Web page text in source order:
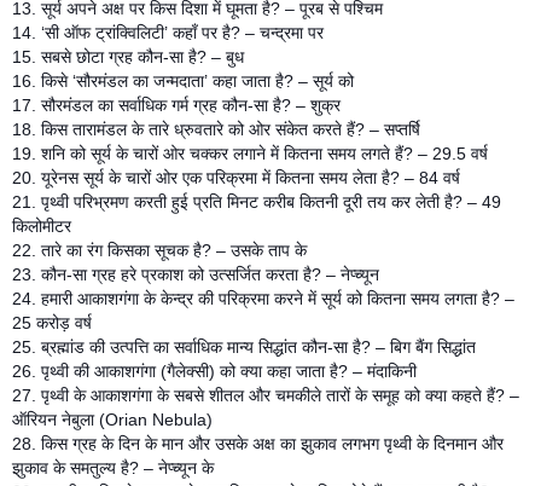
13. सूर्य अपने अक्ष पर किस दिशा में घूमता है? – पूरब से पश्चिम
14. ‘सी ऑफ ट्रांक्विलिटी’ कहाँ पर है? – चन्द्रमा पर
15. सबसे छोटा ग्रह कौन-सा है? – बुध
16. किसे ‘सौरमंडल का जन्मदाता’ कहा जाता है? – सूर्य को
17. सौरमंडल का सर्वाधिक गर्म ग्रह कौन-सा है? – शुक्र
18. किस तारामंडल के तारे ध्रुवतारे को ओर संकेत करते हैं? – सप्तर्षि
19. शनि को सूर्य के चारों ओर चक्कर लगाने में कितना समय लगते हैं? – 29.5 वर्ष
20. यूरेनस सूर्य के चारों ओर एक परिक्रमा में कितना समय लेता है? – 84 वर्ष
21. पृथ्वी परिभ्रमण करती हुई प्रति मिनट करीब कितनी दूरी तय कर लेती है? – 49
किलोमीटर
22. तारे का रंग किसका सूचक है? – उसके ताप के
23. कौन-सा ग्रह हरे प्रकाश को उत्सर्जित करता है? – नेप्च्यून
24. हमारी आकाशगंगा के केन्द्र की परिक्रमा करने में सूर्य को कितना समय लगता है? –
25 करोड़ वर्ष
25. ब्रह्मांड की उत्पत्ति का सर्वाधिक मान्य सिद्धांत कौन-सा है? – बिग बैंग सिद्धांत
26. पृथ्वी की आकाशगंगा (गैलेक्सी) को क्या कहा जाता है? – मंदाकिनी
27. पृथ्वी के आकाशगंगा के सबसे शीतल और चमकीले तारों के समूह को क्या कहते हैं? –
ऑरियन नेबुला (Orian Nebula)
28. किस ग्रह के दिन के मान और उसके अक्ष का झुकाव लगभग पृथ्वी के दिनमान और
झुकाव के समतुल्य है? – नेप्च्यून के